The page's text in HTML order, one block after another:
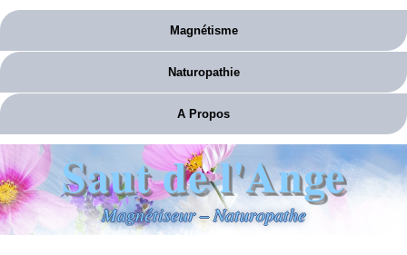
Magnétisme
Naturopathie
A Propos
Saut de l'Ange
Magnétiseur – Naturopathe